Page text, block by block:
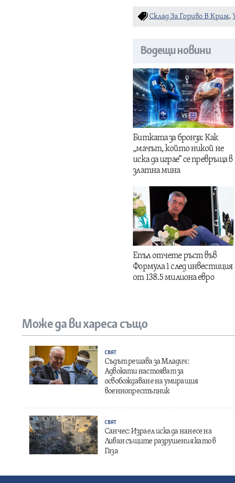
Склад За Гориво В Крим,
Водещи новини
Битката за бронза: Как
„мачът, който никой не
иска да играе“ се превръща в
златна мина
Епъл отчете ръст във
Формула 1 след инвестиция
от 138.5 милиона евро
Може да ви хареса също
СВЯТ
Съдът решава за Младич:
Адвокати настояват за
освобождаване на умиращия
военнопрестъпник
СВЯТ
Санчес: Израел иска да нанесе на
Ливан същите разрушения като в
Газа